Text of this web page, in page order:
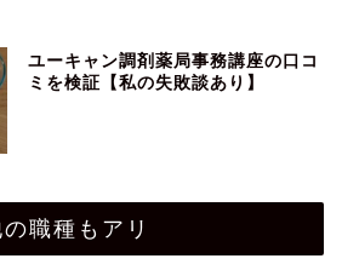
ユーキャン調剤薬局事務講座の口コ
ミを検証【私の失敗談あり】
職種もアリ